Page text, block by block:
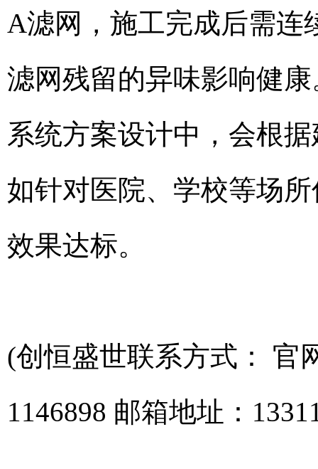
A滤网，施工完成后需连
滤网残留的异味影响健
系统方案设计中，会根
如针对医院、学校等场
效果达标。
(创恒盛世联系方式： 官
1146898 邮箱地址：